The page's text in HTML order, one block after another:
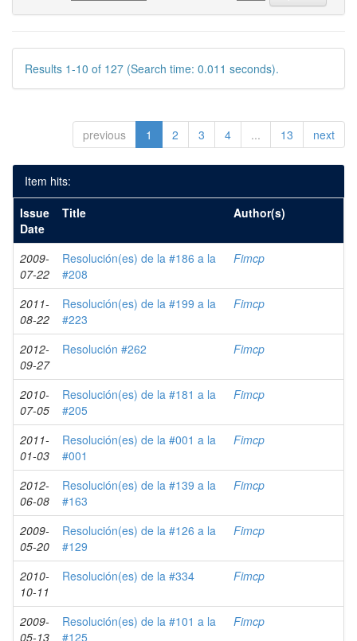
Results 1-10 of 127 (Search time: 0.011 seconds).
previous 1 2 3 4 ... 13 next
Item hits:
Issue
Date
Title Author(s)
2009-
07-22
Resolución(es) de la #186 a la
#208
Fimcp
2011-
08-22
Resolución(es) de la #199 a la
#223
Fimcp
2012-
09-27
Resolución #262 Fimcp
2010-
07-05
Resolución(es) de la #181 a la
#205
Fimcp
2011-
01-03
Resolución(es) de la #001 a la
#001
Fimcp
2012-
06-08
Resolución(es) de la #139 a la
#163
Fimcp
2009-
05-20
Resolución(es) de la #126 a la
#129
Fimcp
2010-
10-11
Resolución(es) de la #334 Fimcp
2009-
05-13
Resolución(es) de la #101 a la
#125
Fimcp